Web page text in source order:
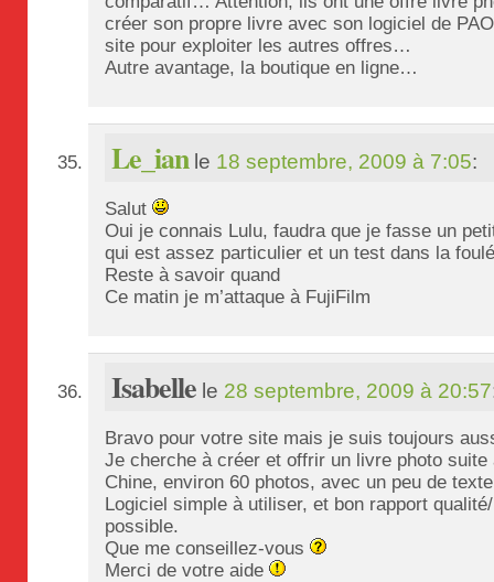
créer son propre livre avec son logiciel de
site pour exploiter les autres offres…
Autre avantage, la boutique en ligne…
Le_ian le 18 septembre, 2009 à 7:05:
Salut
Oui je connais Lulu, faudra que je fasse un
qui est assez particulier et un test dans la
Reste à savoir quand
Ce matin je m’attaque à FujiFilm
Isabelle le 28 septembre, 2009 à 20:57
Bravo pour votre site mais je suis toujours
Je cherche à créer et offrir un livre photo
Chine, environ 60 photos, avec un peu de
Logiciel simple à utiliser, et bon rapport
possible.
Que me conseillez-vous
Merci de votre aide